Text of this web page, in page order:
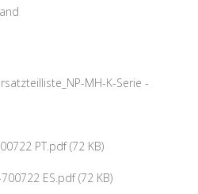
MH-K-Serie -
PT.pdf (72 KB)
ES.pdf (72 KB)